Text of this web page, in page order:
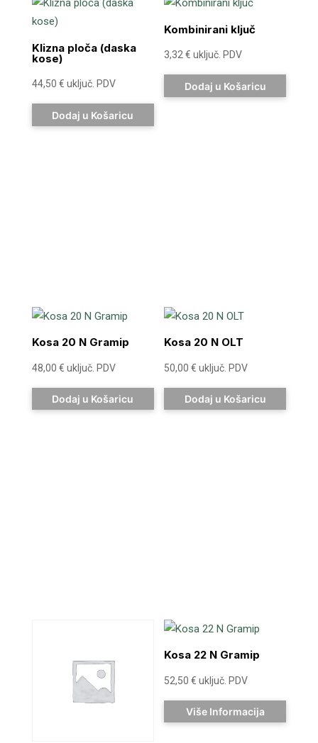
Klizna ploča (daska
kose)
44,50 € uključ. PDV
Dodaj u Košaricu
Kombinirani ključ
3,32€ uključ. PDV
Dodaj u Košaricu
Kosa 20 N Gramip
48,00 € uključ. PDV
Dodaj u Košaricu
Kosa 20 N OLT
50,00€ uključ. PDV
Dodaj u Košaricu
Kosa 22 N Gramip
52,50€ uključ. PDV
Više Informacija